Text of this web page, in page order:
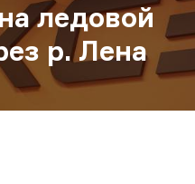
ледовой
р. Лена